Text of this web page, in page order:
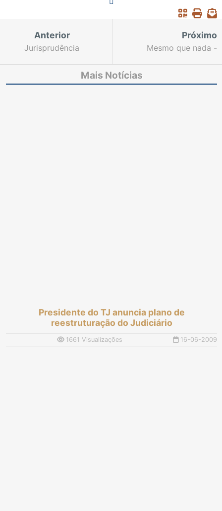
Anterior
Jurisprudência
Próximo
Mesmo que nada -
Mais Notícias
Presidente do TJ anuncia plano de
reestruturação do Judiciário
1661 Visualizações 16-06-2009